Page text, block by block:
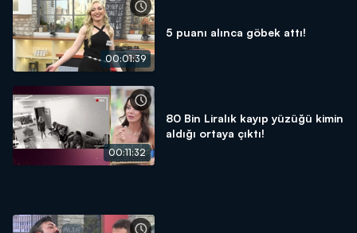
00:01:39
5 puanı alınca göbek attı!
00:11:32
80 Bin Liralık kayıp yüzüğü kimin
aldığı ortaya çıktı!